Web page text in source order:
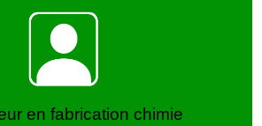
en fabrication chimie